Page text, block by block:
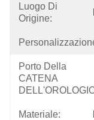
Luogo Di
Origine:
Porto Della
CATENA
Materiale: